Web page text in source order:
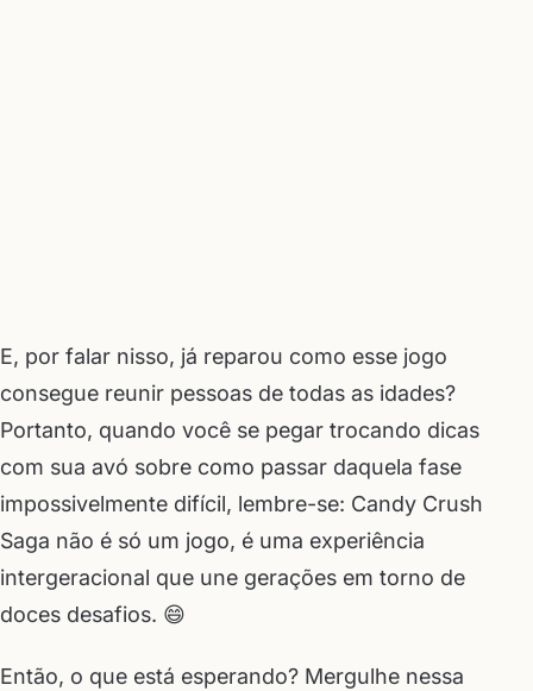
E, por falar nisso, já reparou como esse jogo
consegue reunir pessoas de todas as idades?
Portanto, quando você se pegar trocando dicas
com sua avó sobre como passar daquela fase
impossivelmente difícil, lembre-se: Candy Crush
Saga não é só um jogo, é uma experiência
intergeracional que une gerações em torno de
doces desafios. 😄
Então, o que está esperando? Mergulhe nessa